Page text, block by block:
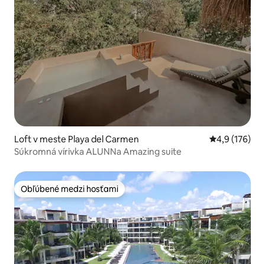
Loft v meste Playa del Carmen Priemerné
4,9 (176)
Súkromná vírivka ALUNNa Amazing suite
Obľúbené medzi hosťami
Obľúbené medzi hosťami